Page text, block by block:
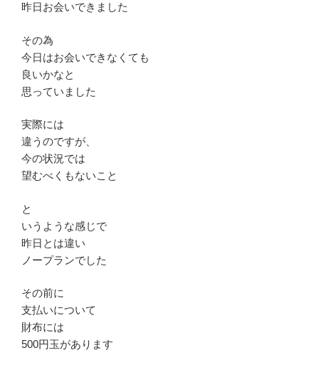
昨日お会いできました
その為
今日はお会いできなくても
良いかなと
思っていました
実際には
違うのですが、
今の状況では
望むべくもないこと
と
いうような感じで
昨日とは違い
ノープランでした
その前に
支払いについて
財布には
500円玉があります